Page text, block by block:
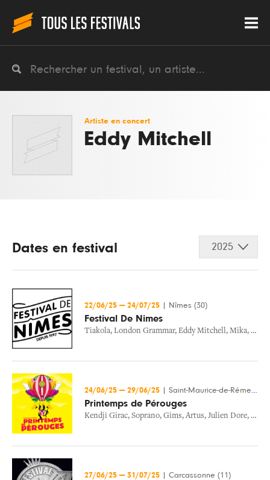
Artiste en concert
Eddy Mitchell
Dates en festival 2025
22/06/25 — 24/07/25 Nîmes (30)
Festival De Nimes
Tiakola, London Grammar, Eddy Mitchell, Mika, Korn
24/06/25 — 29/06/25 Saint-Maurice-de-Rémens (01)
Printemps de Pérouges
Kendji Girac, Soprano, Gims, Artus, Julien Dore,
27/06/25 — 31/07/25 Carcassonne (11)